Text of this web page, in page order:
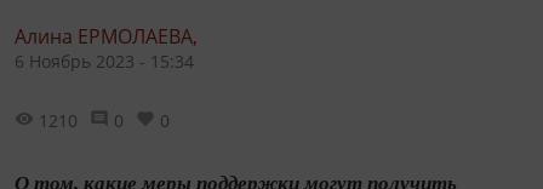
Алина ЕРМОЛАЕВА,
6 Ноябрь 2023 - 15:34
1210 0 0
О том, какие меры поддержки могут получить